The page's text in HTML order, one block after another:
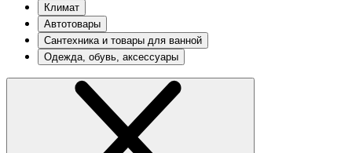
Климат
Автотовары
Сантехника и товары для ванной
Одежда, обувь, аксессуары